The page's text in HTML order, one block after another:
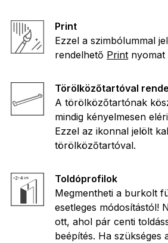
Print
Ezzel a szimbólummal
rendelhető Print nyomat
Törölközőtartóval
A törölközőtartónak
mindig kényelmesen
Ezzel az ikonnal jelölt
törölközőtartóval.
Toldóprofilok
Megmentheti a burkolt
esetleges módosítástól!
ott, ahol pár centi
beépítés. Ha szükséges